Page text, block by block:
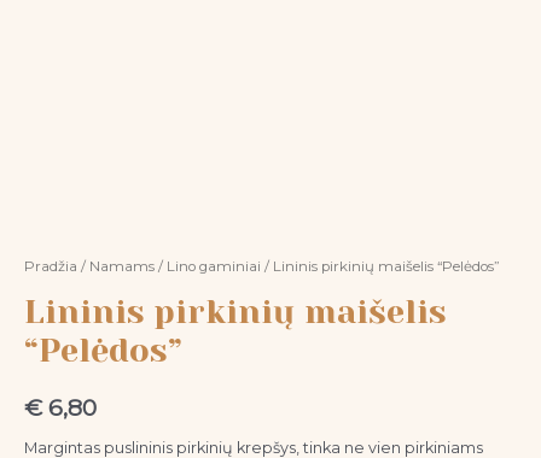
Pradžia / Namams / Lino gaminiai / Lininis pirkinių maišelis “Pelėdos”
Lininis pirkinių maišelis
“Pelėdos”
€6,80
Margintas puslininis pirkinių krepšys, tinka ne vien pirkiniams